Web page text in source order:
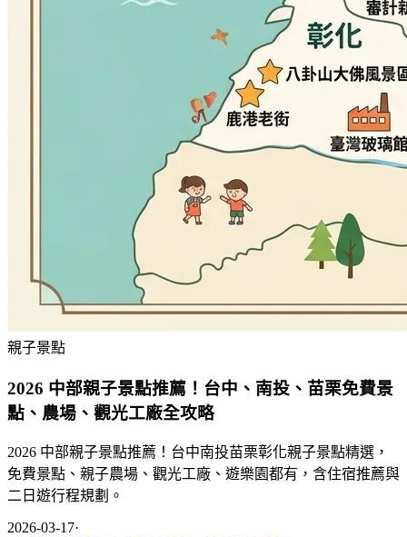
親子景點
2026 中部親子景點推薦！台中、南投、苗栗免費景
點、農場、觀光工廠全攻略
2026 中部親子景點推薦！台中南投苗栗彰化親子景點精選，
免費景點、親子農場、觀光工廠、遊樂園都有，含住宿推薦與
二日遊行程規劃。
2026-03-17·